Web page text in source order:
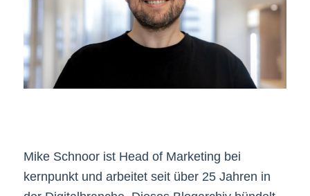
Mike Schnoor ist Head of Marketing bei
kernpunkt und arbeitet seit über 25 Jahren in